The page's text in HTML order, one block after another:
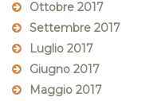
Ottobre 2017
Settembre 2017
Luglio 2017
Giugno 2017
Maggio 2017